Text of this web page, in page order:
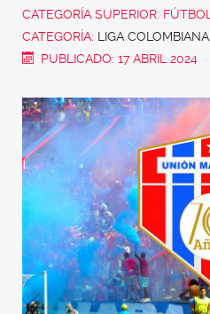
CATEGORÍA SUPERIOR: FÚTBOL
CATEGORÍA: LIGA COLOMBIANA
PUBLICADO: 17 ABRIL 2024